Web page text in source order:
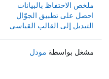
ملخص الاحتفاظ بالبيانات
احصل على تطبيق الجوّال
التبديل إلى القالب القياسي
مشغل بواسطة مودل